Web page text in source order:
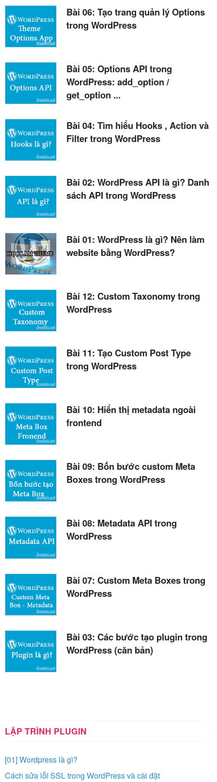
Bài 06: Tạo trang quản lý Options
trong WordPress
Bài 05: Options API trong
WordPress: add_option /
get_option ...
Bài 04: Tìm hiểu Hooks , Action và
Filter trong WordPress
Bài 02: WordPress API là gì? Danh
sách API trong WordPress
Bài 01: WordPress là gì? Nên làm
website bằng WordPress?
Bài 12: Custom Taxonomy trong
WordPress
Bài 11: Tạo Custom Post Type
trong WordPress
Bài 10: Hiển thị metadata ngoài
frontend
Bài 09: Bốn bước custom Meta
Boxes trong WordPress
Bài 08: Metadata API trong
WordPress
Bài 07: Custom Meta Boxes trong
WordPress
Bài 03: Các bước tạo plugin trong
WordPress (căn bản)
LẬP TRÌNH PLUGIN
[01] Wordpress là gì?
Cách sửa lỗi SSL trong WordPress và cài đặt